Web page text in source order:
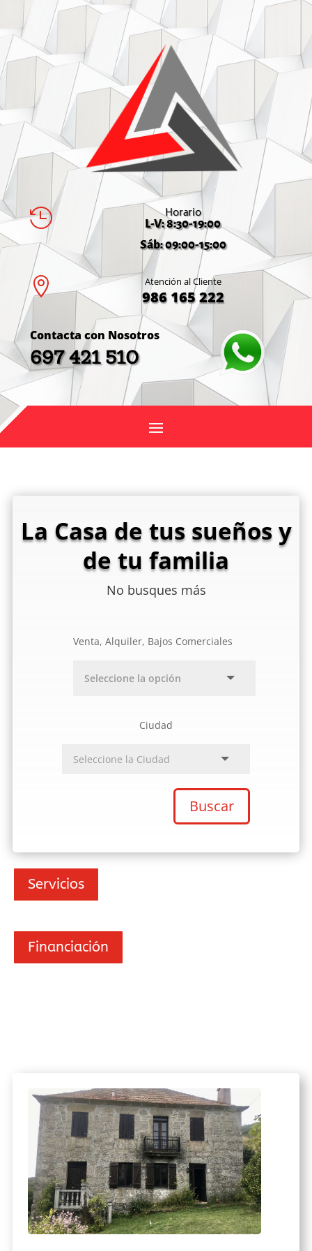
 Horario
L-V: 8:30-19:00
Sáb: 09:00-15:00
 Atención al Cliente
986 165 222
Contacta con Nosotros
697 421 510
La Casa de tus sueños y
de tu familia
No busques más
Venta, Alquiler, Bajos Comerciales
Ciudad
Buscar
Servicios
Financiación